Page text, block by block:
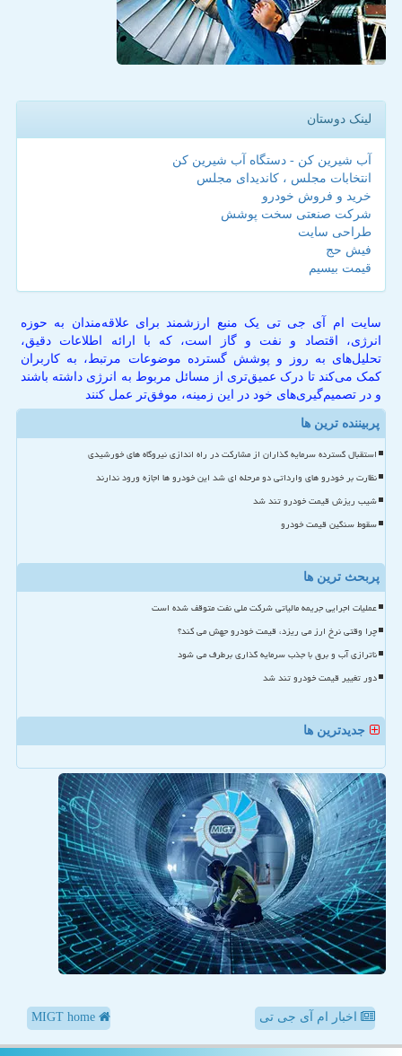
لینک دوستان
آب شیرین کن - دستگاه آب شیرین کن
انتخابات مجلس ، کاندیدای مجلس
خرید و فروش خودرو
شرکت صنعتی سخت پوشش
طراحی سایت
فیش حج
قیمت بیسیم
سایت ام آی جی تی یک منبع ارزشمند برای علاقه‌مندان به حوزه
انرژی، اقتصاد و نفت و گاز است، که با ارائه اطلاعات دقیق،
تحلیل‌های به روز و پوشش گسترده موضوعات مرتبط، به کاربران
کمک می‌کند تا درک عمیق‌تری از مسائل مربوط به انرژی داشته باشند
و در تصمیم‌گیری‌های خود در این زمینه، موفق‌تر عمل کنند
پربیننده ترین ها
استقبال گسترده سرمایه گذاران از مشارکت در راه اندازی نیروگاه های خورشیدی
نظارت بر خودرو های وارداتی دو مرحله ای شد این خودرو ها اجازه ورود ندارند
شیب ریزش قیمت خودرو تند شد
سقوط سنگین قیمت خودرو
پربحث ترین ها
عملیات اجرایی جریمه مالیاتی شرکت ملی نفت متوقف شده است
چرا وقتی نرخ ارز می ریزد، قیمت خودرو جهش می کند؟
ناترازی آب و برق با جذب سرمایه گذاری برطرف می شود
دور تغییر قیمت خودرو تند شد
جدیدترین ها
اخبار ام آی جی تی